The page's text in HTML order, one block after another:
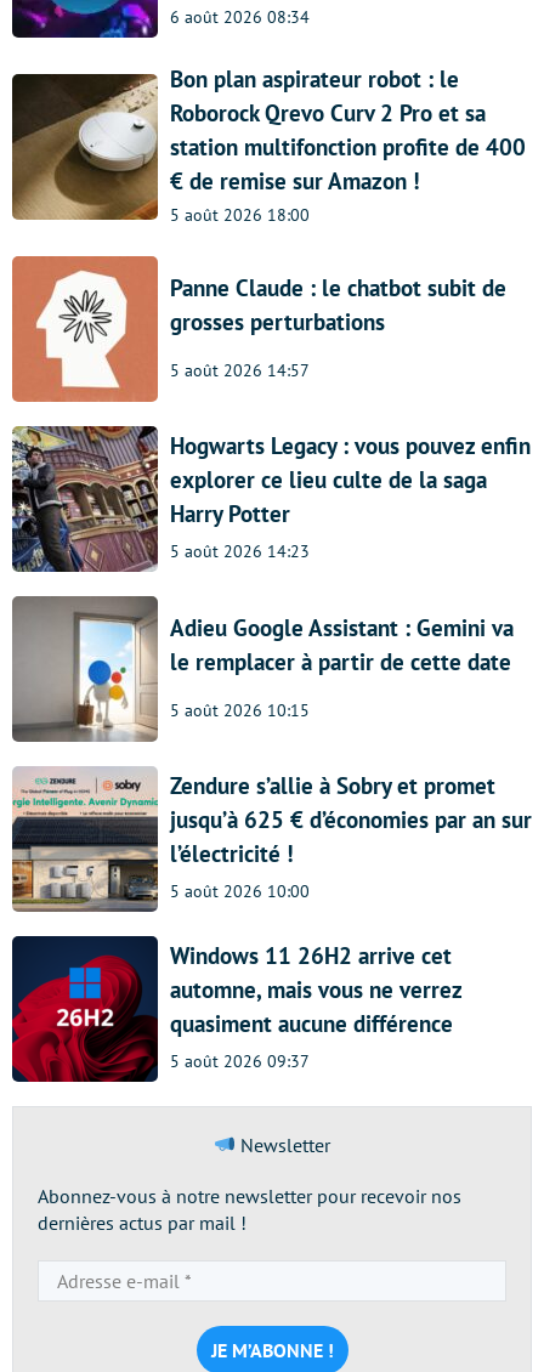
6 août 2026 08:34
Bon plan aspirateur robot : le
Roborock Qrevo Curv 2 Pro et sa
station multifonction profite de 400
€ de remise sur Amazon !
5 août 2026 18:00
Panne Claude : le chatbot subit de
grosses perturbations
5 août 2026 14:57
Hogwarts Legacy : vous pouvez enfin
explorer ce lieu culte de la saga
Harry Potter
5 août 2026 14:23
Adieu Google Assistant : Gemini va
le remplacer à partir de cette date
5 août 2026 10:15
Zendure s’allie à Sobry et promet
jusqu’à 625 € d’économies par an sur
l’électricité !
5 août 2026 10:00
Windows 11 26H2 arrive cet
automne, mais vous ne verrez
quasiment aucune différence
5 août 2026 09:37
Newsletter
Abonnez-vous à notre newsletter pour recevoir nos
dernières actus par mail !
e-
mail
*